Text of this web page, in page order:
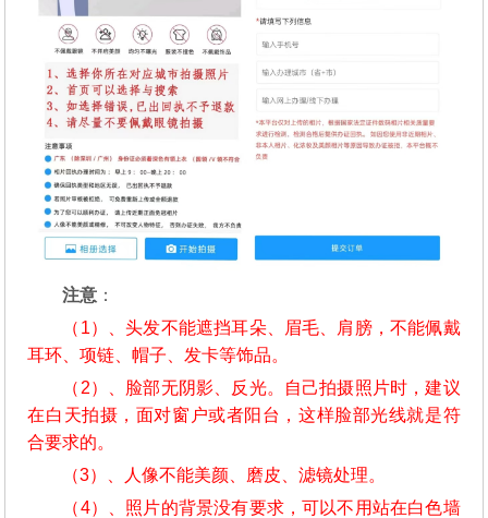
注意 ：
（1）、头发不能遮挡耳朵、眉毛、肩膀，不能佩戴
耳环、项链、帽子、发卡等饰品。
（2）、脸部无阴影、反光。自己拍摄照片时，建议
在白天拍摄，面对窗户或者阳台，这样脸部光线就是符
合要求的。
（3）、人像不能美颜、磨皮、滤镜处理。
（4）、照片的背景没有要求，可以不用站在白色墙